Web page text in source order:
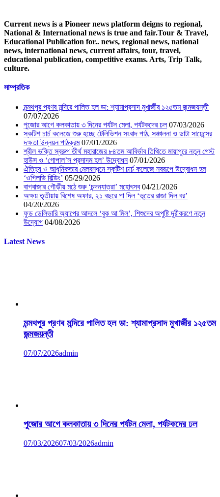
Current news is a Pioneer news platform deigns to regional,
National & International news is true and fair.Tour & Travel,
Educational Publication for.. news, regional news, national
news, international news, current affairs, tour, travel,
educational publication, competitive exams. Arts, Trip Talk,
culture.
সাম্প্রতিক
মন্মথপুর প্রণব মন্দিরে পালিত হল ডা: শ্যামাপ্রসাদ মুখার্জীর ১২৫তম জন্মজয়ন্তী
07/07/2026
পুজোর আগে কলকাতায় ৩ দিনের পর্যটন মেলা, পর্যটকদের ঢল 07/03/2026
স্কটিশ চার্চ কলেজে শুরু হচ্ছে টেলিভিশন সংবাদ পাঠ, সঞ্চালনা ও ডাটা সায়েন্সের
দক্ষতা উন্নয়ন পাঠক্রম 07/01/2026
শ্রীল ভক্তি স্বরুপ তীর্থ মহারাজের ৮৪তম আবির্ভাব তিথিতে মায়াপুরে নতুন গেস্ট
হাউস ও ‘গোপাল’স প্রসাদম হল’ উদ্বোধন 07/01/2026
ঐতিহ্য ও আধুনিকতার মেলবন্ধনে স্কটিশ চার্চ কলেজে নবরূপে উদ্বোধন হল
‘ওগিলভি বিল্ডিং’ 05/29/2026
বাগবাজার গৌড়ীয় মঠে শুরু ‘চন্দনযাত্রা’ মহোৎসব 04/21/2026
অক্ষয় তৃতীয়ায় বিশেষ অফার, ২১ বছরে পা দিল ‘ভূতের রাজা দিল বর’
04/20/2026
ফুড ডেলিভারি অ্যাপের আদলে ‘বুক আ মিল’, শিশুদের অপুষ্টি দূরীকরণে নতুন
উদ্যোগ 04/08/2026
Latest News
মন্মথপুর প্রণব মন্দিরে পালিত হল ডা: শ্যামাপ্রসাদ মুখার্জীর ১২৫তম
জন্মজয়ন্তী
07/07/2026admin
পুজোর আগে কলকাতায় ৩ দিনের পর্যটন মেলা, পর্যটকদের ঢল
07/03/202607/03/2026admin